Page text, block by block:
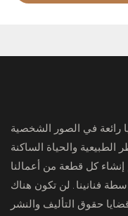
رائعة في الصور الشخصية
الطبيعية والحياة الساكنة
إنشاء كل قطعة من أعمالنا
فنانينا. لن تكون هناك